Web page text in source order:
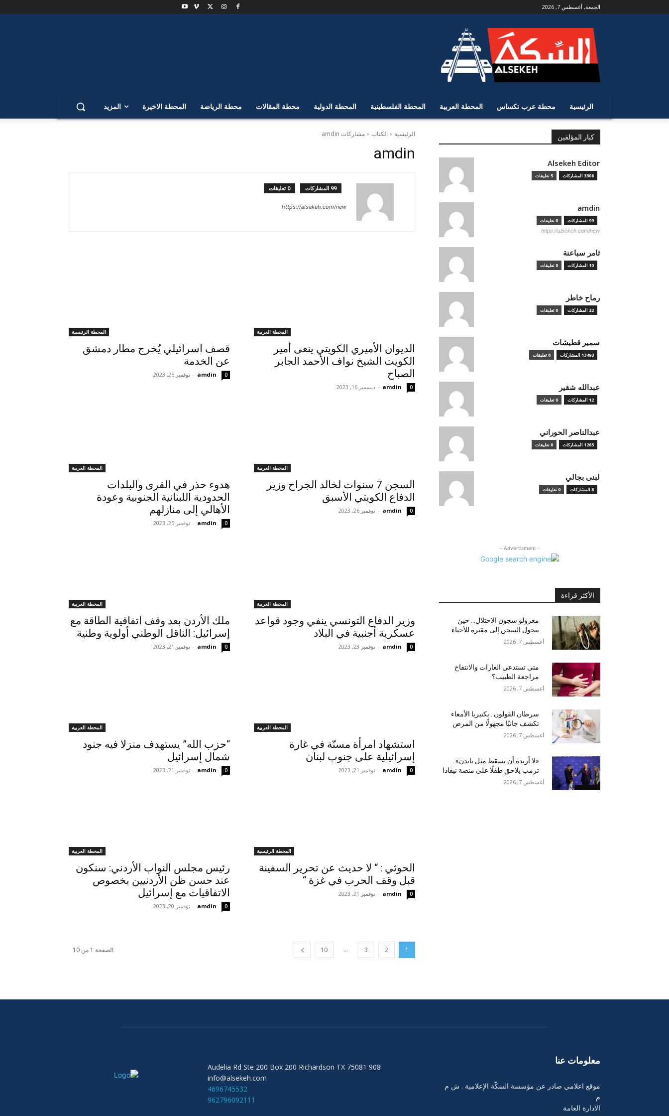
الجمعة, أغسطس 7, 2026
الرئيسية محطة عرب تكساس المحطة العربية المحطة الفلسطينية المحطة الدولية محطة المقالات محطة الرياضة المحطة الاخيرة المزيد
الرئيسية الكتاب مشاركات amdin
amdin
99 المشاركات 0 تعليقات
https://alsekeh.com/new
المحطة العربية
الديوان الأميري الكويتي ينعى أمير
الكويت الشيخ نواف الأحمد الجابر
الصباح
amdin
- ديسمبر 16, 2023 0
المحطة الرئيسية
قصف اسرائيلي يُخرج مطار دمشق
عن الخدمة
amdin
- نوفمبر 26, 2023 0
المحطة العربية
السجن 7 سنوات لخالد الجراح وزير
الدفاع الكويتي الأسبق
amdin
- نوفمبر 26, 2023 0
المحطة العربية
هدوء حذر في القرى والبلدات
الحدودية اللبنانية الجنوبية وعودة
الأهالي إلى منازلهم
amdin
- نوفمبر 25, 2023 0
المحطة العربية
وزير الدفاع التونسي ينفي وجود قواعد
عسكرية أجنبية في البلاد
amdin
- نوفمبر 23, 2023 0
المحطة العربية
ملك الأردن بعد وقف اتفاقية الطاقة مع
إسرائيل: الناقل الوطني أولوية وطنية
amdin
- نوفمبر 21, 2023 0
المحطة العربية
استشهاد امرأة مسنّة في غارة
إسرائيلية على جنوب لبنان
amdin
- نوفمبر 21, 2023 0
المحطة العربية
“حزب الله” يستهدف منزلا فيه جنود
شمال إسرائيل
amdin
- نوفمبر 21, 2023 0
المحطة الرئيسية
الحوثي : “ لا حديث عن تحرير السفينة
قبل وقف الحرب في غزة “
amdin
- نوفمبر 21, 2023 0
المحطة العربية
رئيس مجلس النواب الأردني: سنكون
عند حسن ظن الأردنيين بخصوص
الاتفاقيات مع إسرائيل
amdin
- نوفمبر 20, 2023 0
1
2
3
...
10 الصفحة 1 من 10
كبار المؤلفين
Alsekeh Editor
3308 المشاركات 5 تعليقات
amdin
99 المشاركات 0 تعليقات
https://alsekeh.com/new
ثامر سباعنة
10 المشاركات 0 تعليقات
رماح خاطر
22 المشاركات 0 تعليقات
سمير قطيشات
13493 المشاركات 0 تعليقات
عبدالله شقير
12 المشاركات 0 تعليقات
عبدالناصر الحوراني
1265 المشاركات 0 تعليقات
لبنى بجالي
8 المشاركات 0 تعليقات
- Advertisment -
الأكثر قراءة
معزولو سجون الاحتلال… حين
يتحول السجن إلى مقبرة للأحياء
أغسطس 7, 2026
متى تستدعي الغازات والانتفاخ
مراجعة الطبيب؟
أغسطس 7, 2026
سرطان القولون.. بكتيريا الأمعاء
تكشف جانبًا مجهولًا من المرض
أغسطس 7, 2026
«لا أريده أن يسقط مثل بايدن»..
ترمب يلاحق طفلًا على منصة نيفادا
أغسطس 7, 2026
908 Audelia Rd Ste 200 Box 200 Richardson TX 75081
info@alsekeh.com
4696745532
962796092111
معلومات عنا
موقع اعلامي صادر عن مؤسسة السكّة الإعلامية . ش م
م
الادارة العامة